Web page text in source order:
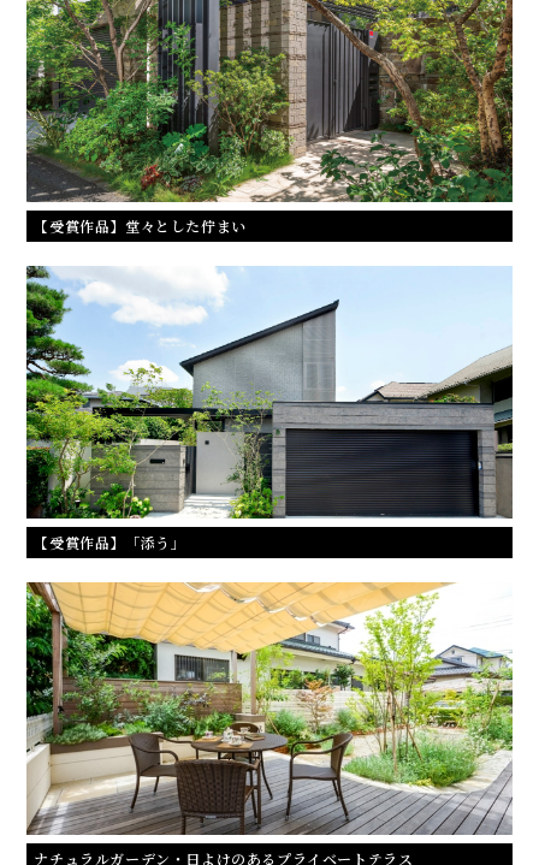
【受賞作品】堂々とした佇まい
【受賞作品】「添う」
ナチュラルガーデン・日よけのあるプライベートテラス